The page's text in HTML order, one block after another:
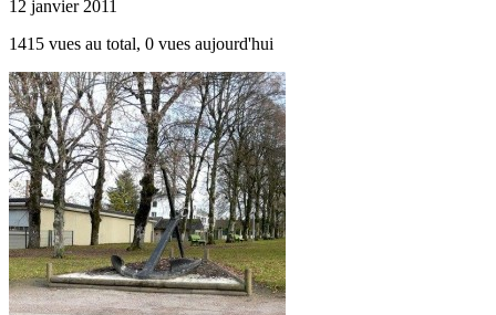
12 janvier 2011
1415 vues au total, 0 vues aujourd'hui